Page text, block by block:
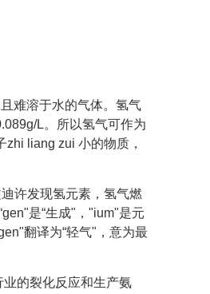
难溶于水的气体。氢气
L。所以氢气可作为
zhi liang zui 小的物质，
迪许发现氢元素，氢气燃
是“生成"，"ium"是元
翻译为“轻气"，意为最
业的裂化反应和生产氨